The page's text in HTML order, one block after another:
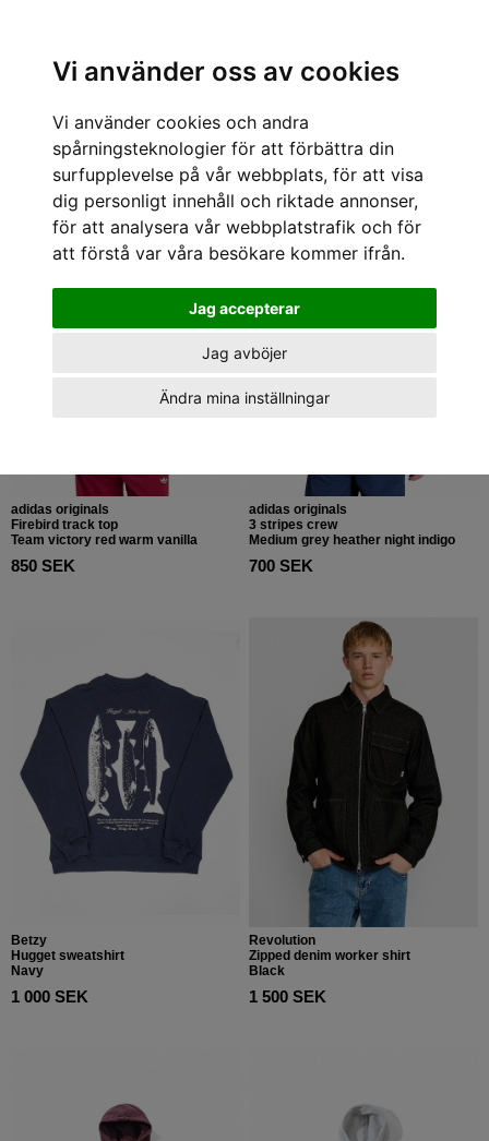
Vi använder oss av cookies
Vi använder cookies och andra
spårningsteknologier för att förbättra din
surfupplevelse på vår webbplats, för att visa
dig personligt innehåll och riktade annonser,
för att analysera vår webbplatstrafik och för
att förstå var våra besökare kommer ifrån.
Jag accepterar
Jag avböjer
Ändra mina inställningar
Tröjor och jackor
adidas originals
Firebird track top
Team victory red warm vanilla
850 SEK
adidas originals
3 stripes crew
Medium grey heather night indigo
700 SEK
Betzy
Hugget sweatshirt
Navy
1 000 SEK
Revolution
Zipped denim worker shirt
Black
1 500 SEK